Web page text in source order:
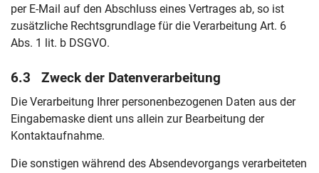
per E-Mail auf den Abschluss eines Vertrages ab, so ist
zusätzliche Rechtsgrundlage für die Verarbeitung Art. 6
Abs. 1 lit. b DSGVO.
6.3 Zweck der Datenverarbeitung
Die Verarbeitung Ihrer personenbezogenen Daten aus der
Eingabemaske dient uns allein zur Bearbeitung der
Kontaktaufnahme.
Die sonstigen während des Absendevorgangs verarbeiteten